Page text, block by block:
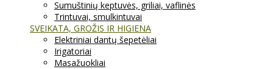
Sumuštinių keptuvės, griliai, vaflinės
Trintuvai, smulkintuvai
SVEIKATA, GROŽIS IR HIGIENA
Elektriniai dantų šepetėliai
Irigatoriai
Masažuokliai